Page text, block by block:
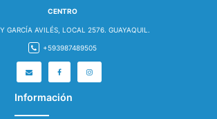
CENTRO
GARCÍA AVILÉS, LOCAL 2576. GUAYAQUIL.
+593987489505
Información